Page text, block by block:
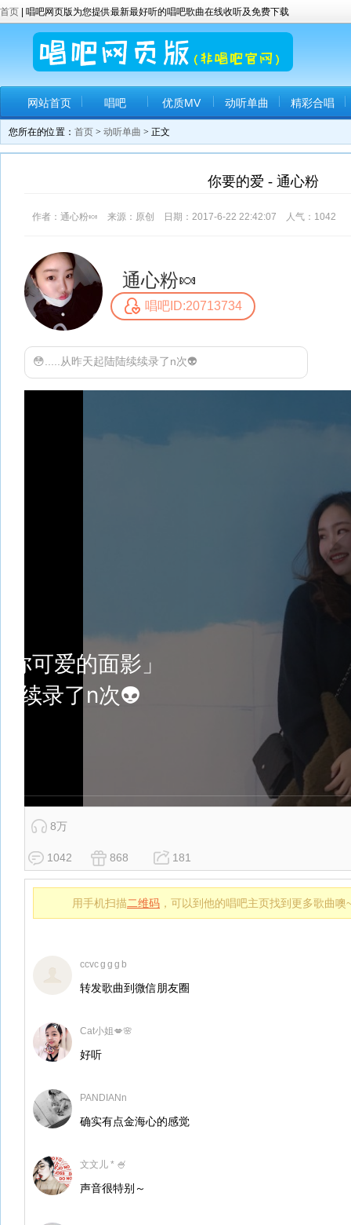
首页 | 唱吧网页版为您提供最新最好听的唱吧歌曲在线收听及免费下载
网站首页 唱吧 优质MV 动听单曲 精彩合唱
您所在的位置： 首页 > 动听单曲 > 正文
你要的爱 - 通心粉
作者：通心粉🍬 来源：原创 日期：2017-6-22 22:42:07 人气： 1042
通心粉🍬
唱吧ID:20713734
😳.....从昨天起陆陆续续录了n次👽
8万
1042 868 181
用手机扫描二维码 ，可以到他的唱吧主页找到更多歌曲噢
ccvc g g g b
转发歌曲到微信朋友圈
Cat小姐💋🌸
好听
PANDIANn
确实有点金海心的感觉
文文儿 * 🍧
声音很特别～